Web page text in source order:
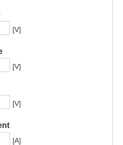
[V]
[V]
[V]
[A]